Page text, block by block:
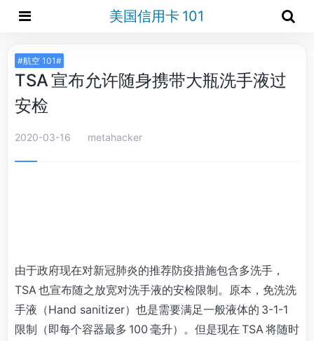
美国信用卡 101
#航空 101#
TSA 宣布允许随身携带大瓶洗手液过
安检
2020-03-16 metahacker
由于政府现在对新冠肺炎的推荐防疫措施包含多洗手，
TSA 也宣布随之放宽对洗手液的安检限制。原本，免洗洗
手液（Hand sanitizer）也是需要满足一般液体的 3-1-1
限制（即每个容器最多 100 毫升）。但是现在 TSA 将随时